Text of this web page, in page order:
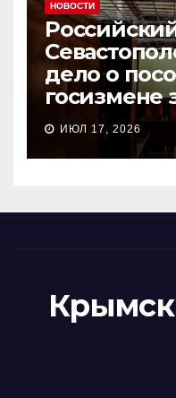
НОВОСТИ
дело о
госизмене
ИЮЛ 17, 2026